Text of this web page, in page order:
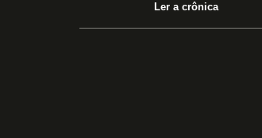
Ler a crônica